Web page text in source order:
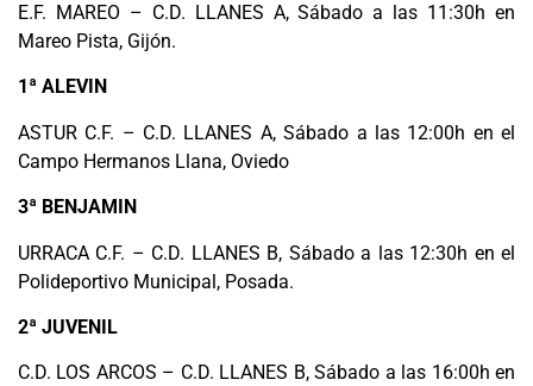
E.F. MAREO – C.D. LLANES A, Sábado a las 11:30h en
Mareo Pista, Gijón.
1ª ALEVIN
ASTUR C.F. – C.D. LLANES A, Sábado a las 12:00h en el
Campo Hermanos Llana, Oviedo
3ª BENJAMIN
URRACA C.F. – C.D. LLANES B, Sábado a las 12:30h en el
Polideportivo Municipal, Posada.
2ª JUVENIL
C.D. LOS ARCOS – C.D. LLANES B, Sábado a las 16:00h en